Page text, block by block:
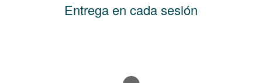
Entrega en cada sesión